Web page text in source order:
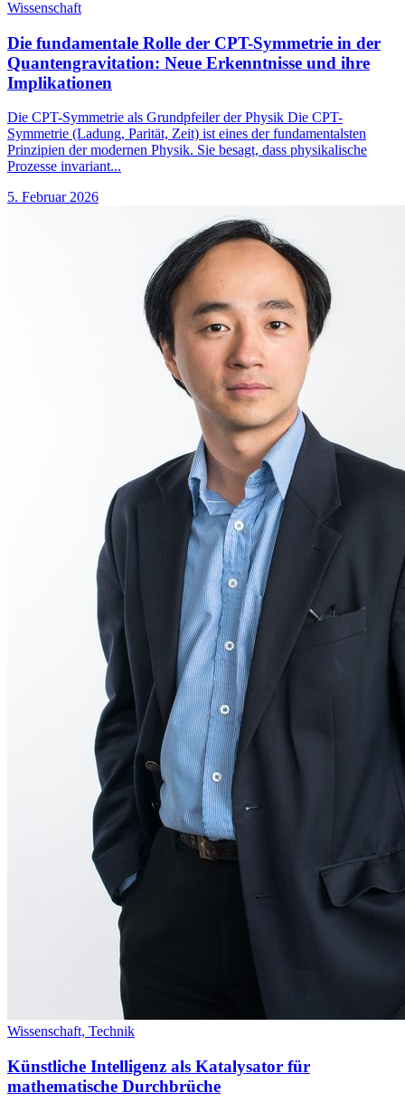
Wissenschaft
Die fundamentale Rolle der CPT-Symmetrie in der
Quantengravitation: Neue Erkenntnisse und ihre
Implikationen
Die CPT-Symmetrie als Grundpfeiler der Physik Die CPT-
Symmetrie (Ladung, Parität, Zeit) ist eines der fundamentalsten
Prinzipien der modernen Physik. Sie besagt, dass physikalische
Prozesse invariant...
5. Februar 2026
Wissenschaft, Technik
Künstliche Intelligenz als Katalysator für
mathematische Durchbrüche